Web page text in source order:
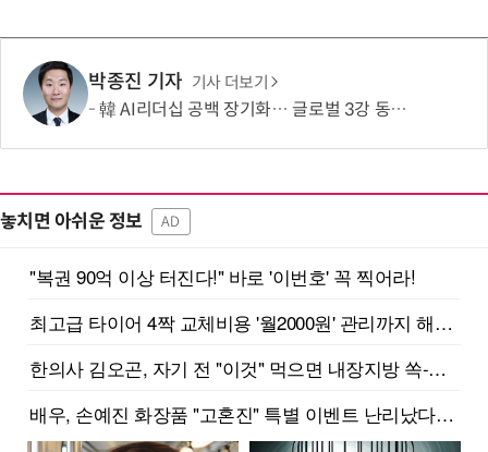
박종진 기자 기사 더보기
韓 AI리더십 공백 장기화… 글로벌 3강 동력 꺼져간다
놓치면 아쉬운 정보 AD